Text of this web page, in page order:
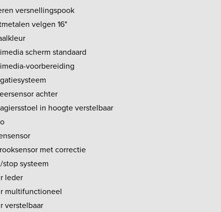
versnellingspook
velgen 16"
scherm standaard
voorbereiding
achter
in hoogte verstelbaar
met correctie
stop systeem
leder
multifunctioneel
verstelbaar